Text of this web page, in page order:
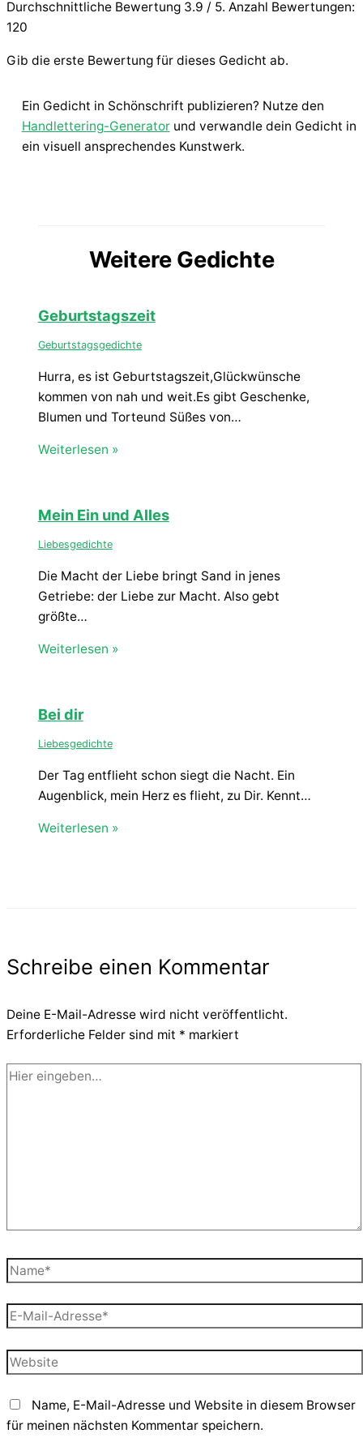
Durchschnittliche Bewertung 3.9 / 5. Anzahl Bewertungen:
120
Gib die erste Bewertung für dieses Gedicht ab.
Ein Gedicht in Schönschrift publizieren? Nutze den
Handlettering-Generatorund verwandle dein Gedicht in
ein visuell ansprechendes Kunstwerk.
Weitere Gedichte
Geburtstagszeit
Geburtstagsgedichte
Hurra, es ist Geburtstagszeit,Glückwünsche
kommen von nah und weit.Es gibt Geschenke,
Blumen und Torteund Süßes von…
Weiterlesen »
Mein Ein und Alles
Liebesgedichte
Die Macht der Liebe bringt Sand in jenes
Getriebe: der Liebe zur Macht. Also gebt
größte…
Weiterlesen »
Bei dir
Liebesgedichte
Der Tag entflieht schon siegt die Nacht. Ein
Augenblick, mein Herz es flieht, zu Dir. Kennt…
Weiterlesen »
Schreibe einen Kommentar
Deine E-Mail-Adresse wird nicht veröffentlicht.
Erforderliche Felder sind mit * markiert
Hier
Name*
E-
Mail-
Adresse*
Website
Name, E-Mail-Adresse und Website in diesem Browser
für meinen nächsten Kommentar speichern.